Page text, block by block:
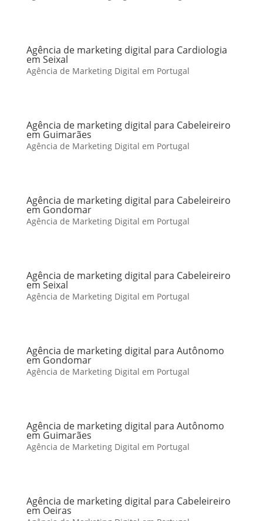
Agência de marketing digital para Cardiologia
em Seixal
Agência de Marketing Digital em Portugal
Agência de marketing digital para Cabeleireiro
em Guimarães
Agência de Marketing Digital em Portugal
Agência de marketing digital para Cabeleireiro
em Gondomar
Agência de Marketing Digital em Portugal
Agência de marketing digital para Cabeleireiro
em Seixal
Agência de Marketing Digital em Portugal
Agência de marketing digital para Autônomo
em Gondomar
Agência de Marketing Digital em Portugal
Agência de marketing digital para Autônomo
em Guimarães
Agência de Marketing Digital em Portugal
Agência de marketing digital para Cabeleireiro
em Oeiras